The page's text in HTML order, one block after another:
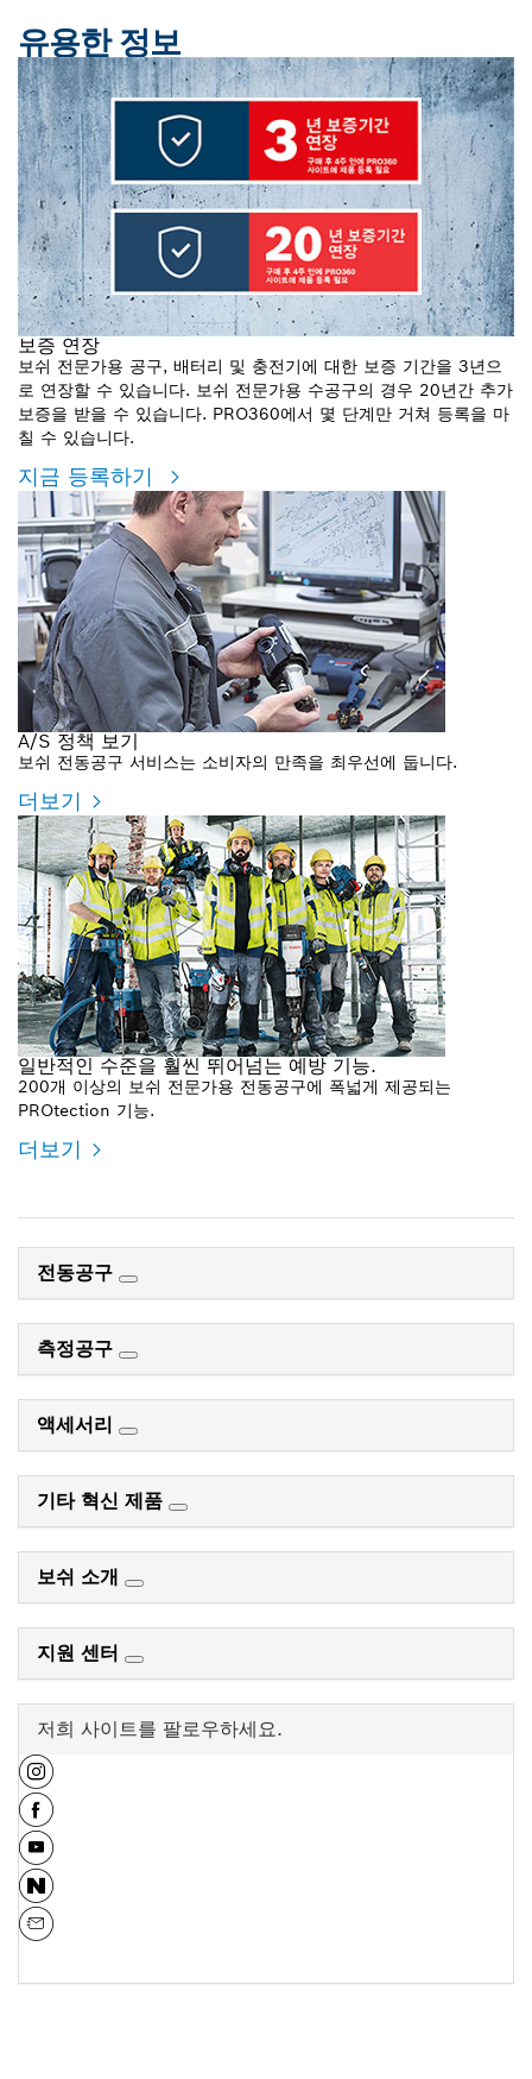
유용한 정보
보증 연장
보쉬 전문가용 공구, 배터리 및 충전기에 대한 보증 기간을 3년으
로 연장할 수 있습니다. 보쉬 전문가용 수공구의 경우 20년간 추가
보증을 받을 수 있습니다. PRO360에서 몇 단계만 거쳐 등록을 마
칠 수 있습니다.
지금 등록하기
A/S 정책 보기
보쉬 전동공구 서비스는 소비자의 만족을 최우선에 둡니다.
더보기
일반적인 수준을 훨씬 뛰어넘는 예방 기능.
200개 이상의 보쉬 전문가용 전동공구에 폭넓게 제공되는
PROtection 기능.
더보기
전동공구
측정공구
액세서리
기타 혁신 제품
보쉬 소개
지원 센터
저희 사이트를 팔로우하세요.